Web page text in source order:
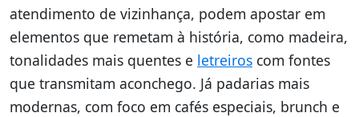
atendimento de vizinhança, podem apostar em
elementos que remetam à história, como madeira,
tonalidades mais quentes e letreiros com fontes
que transmitam aconchego. Já padarias mais
modernas, com foco em cafés especiais, brunch e